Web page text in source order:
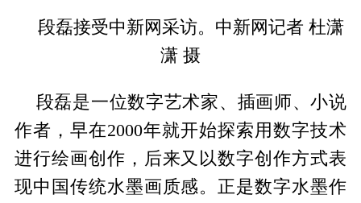
段磊接受中新网采访。中新网记者 杜潇
潇 摄
段磊是一位数字艺术家、插画师、小说
作者，早在2000年就开始探索用数字技术
进行绘画创作，后来又以数字创作方式表
现中国传统水墨画质感。正是数字水墨作